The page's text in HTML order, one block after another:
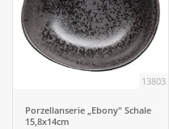
13803
Porzellanserie „Ebony" Schale
15,8x14cm